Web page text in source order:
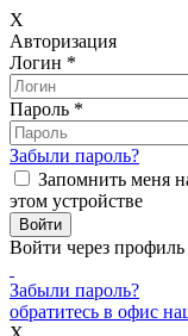
X
Авторизация
Логин *
Пароль *
Забыли пароль?
Запомнить меня
этом устройстве
Войти через профиль
Забыли пароль?
обратитесь в офис